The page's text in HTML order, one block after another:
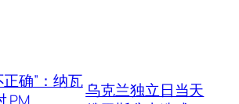
正确”：纳瓦
PM
乌克兰独立日当天